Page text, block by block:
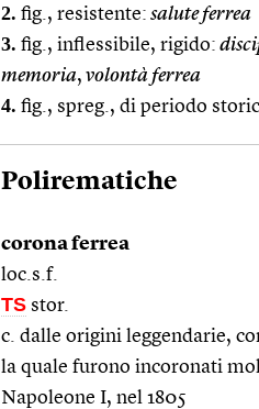
2. fig., resistente: salute ferrea
3. fig., inflessibile, rigido:
memoria, volontà ferrea
4. fig., spreg., di periodo
Polirematiche
corona ferrea
loc.s.f.
TS stor.
c. dalle origini leggendarie,
la quale furono incoronati
Napoleone I, nel 1805